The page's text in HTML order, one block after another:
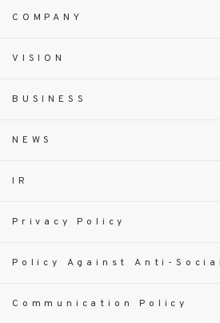
COMPANY
VISION
BUSINESS
NEWS
IR
Privacy Policy
Policy Against Anti-
Communication Policy